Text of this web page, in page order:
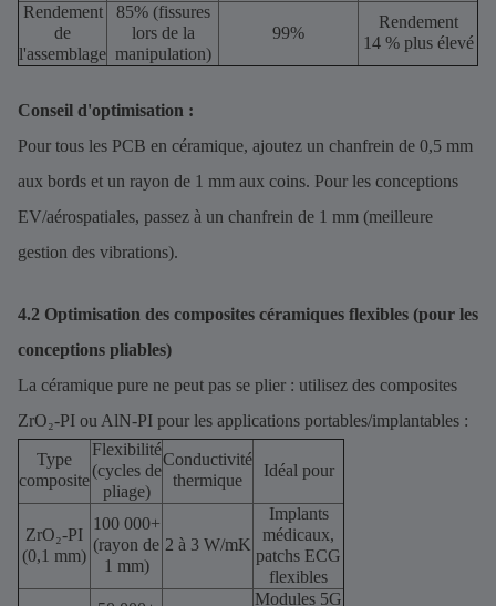
Rendement
de
l'assemblage
85% (fissures
lors de la
manipulation)
99%
Rendement
14 % plus élevé
Conseil d'optimisation :
Pour tous les PCB en céramique, ajoutez un chanfrein de 0,5 mm
aux bords et un rayon de 1 mm aux coins. Pour les conceptions
EV/aérospatiales, passez à un chanfrein de 1 mm (meilleure
gestion des vibrations).
4.2 Optimisation des composites céramiques flexibles (pour les
conceptions pliables)
La céramique pure ne peut pas se plier : utilisez des composites
ZrO₂-PI ou AlN-PI pour les applications portables/implantables :
Type
composite
Flexibilité
(cycles de
pliage)
Conductivité
thermique
Idéal pour
ZrO₂-PI
(0,1 mm)
100 000+
(rayon de
1 mm)
2 à 3 W/mK
Implants
médicaux,
patchs ECG
flexibles
Modules 5G